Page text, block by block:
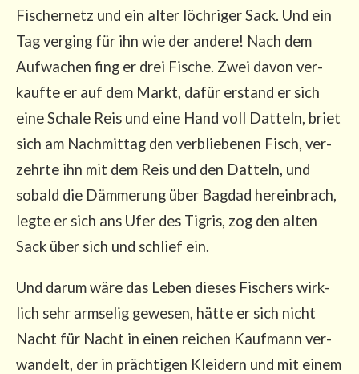
Fischer­netz und ein alter löch­ri­ger Sack. Und ein
Tag ver­ging für ihn wie der ande­re! Nach dem
Auf­wa­chen fing er drei Fische. Zwei davon ver­
kauf­te er auf dem Markt, dafür erstand er sich
eine Scha­le Reis und eine Hand voll Dat­teln, briet
sich am Nach­mit­tag den ver­blie­be­nen Fisch, ver­
zehr­te ihn mit dem Reis und den Dat­teln, und
sobald die Däm­me­rung über Bag­dad her­ein­brach,
leg­te er sich ans Ufer des Tigris, zog den alten
Sack über sich und schlief ein.
Und dar­um wäre das Leben die­ses Fischers wirk­
lich sehr arm­se­lig gewe­sen, hät­te er sich nicht
Nacht für Nacht in einen rei­chen Kauf­mann ver­
wan­delt, der in präch­ti­gen Klei­dern und mit einem